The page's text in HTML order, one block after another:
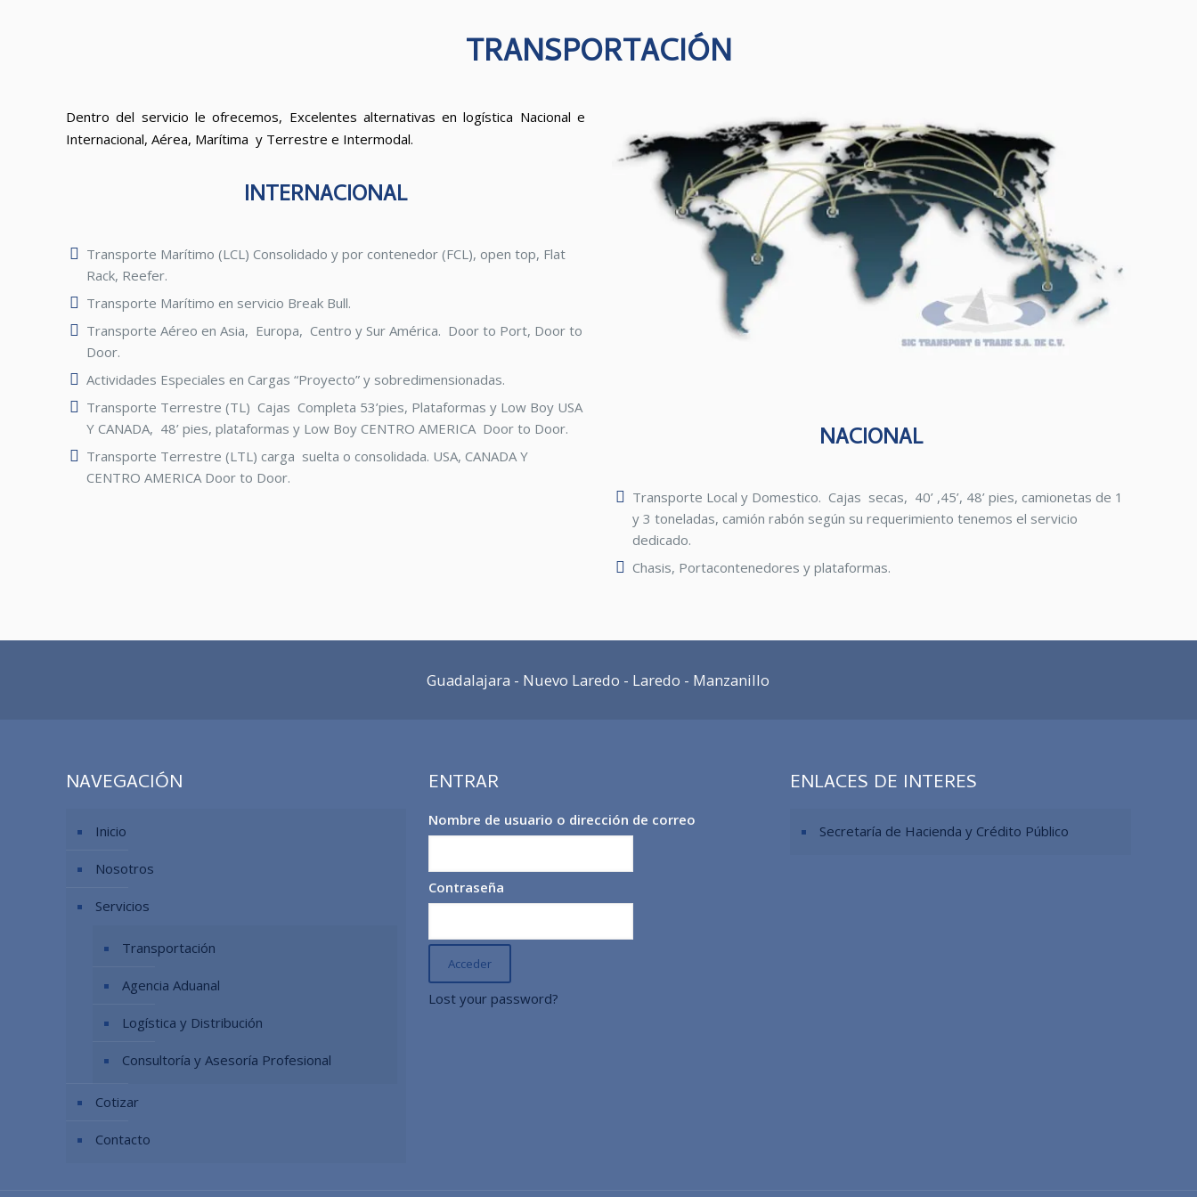
TRANSPORTACIÓN
Dentro del servicio le ofrecemos, Excelentes alternativas en logística Nacional e
Internacional, Aérea, Marítima y Terrestre e Intermodal.
INTERNACIONAL
Transporte Marítimo (LCL) Consolidado y por contenedor (FCL), open top, Flat
Rack, Reefer.
Transporte Marítimo en servicio Break Bull.
Transporte Aéreo en Asia, Europa, Centro y Sur América. Door to Port, Door to
Door.
Actividades Especiales en Cargas “Proyecto” y sobredimensionadas.
Transporte Terrestre (TL) Cajas Completa 53’pies, Plataformas y Low Boy USA
Y CANADA, 48’ pies, plataformas y Low Boy CENTRO AMERICA Door to Door.
Transporte Terrestre (LTL) carga suelta o consolidada. USA, CANADA Y
CENTRO AMERICA Door to Door.
NACIONAL
Transporte Local y Domestico. Cajas secas, 40’ ,45’, 48’ pies, camionetas de 1
y 3 toneladas, camión rabón según su requerimiento tenemos el servicio
dedicado.
Chasis, Portacontenedores y plataformas.
Guadalajara - Nuevo Laredo - Laredo - Manzanillo
NAVEGACIÓN
Inicio
Nosotros
Servicios
Transportación
Agencia Aduanal
Logística y Distribución
Consultoría y Asesoría Profesional
Cotizar
Contacto
ENTRAR
Nombre de usuario o dirección de correo
Contraseña
Lost your password?
ENLACES DE INTERES
Secretaría de Hacienda y Crédito Público